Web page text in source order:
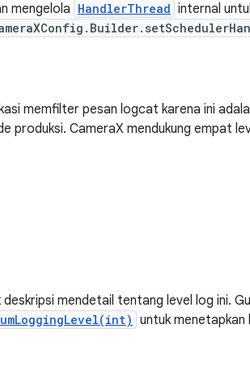
mengelola HandlerThread internal
memfilter pesan logcat karena ini
produksi. CameraX mendukung empat
deskripsi mendetail tentang level log ini.
untuk menetapkan